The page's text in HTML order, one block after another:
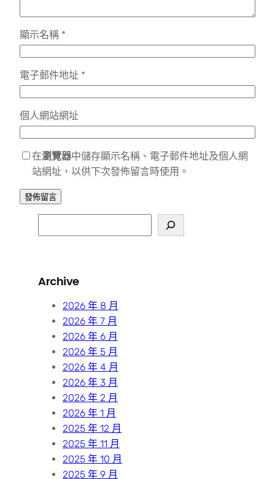
顯示名稱 *
電子郵件地址 *
個人網站網址
在瀏覽器中儲存顯示名稱、電子郵件地址及個人網
站網址，以供下次發佈留言時使用。
e
c
Archive
2026 年 8 月
2026 年 7 月
2026 年 6 月
2026 年 5 月
2026 年 4 月
2026 年 3 月
2026 年 2 月
2026 年 1 月
2025 年 12 月
2025 年 11 月
2025 年 10 月
2025 年 9 月